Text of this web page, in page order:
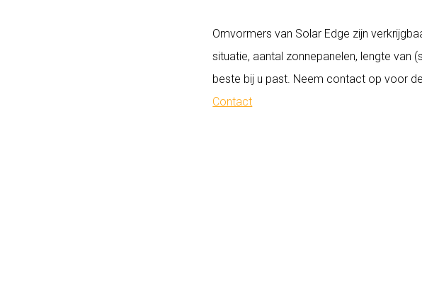
Omvormers van Solar Edge zijn
situatie, aantal zonnepanelen, lengte
beste bij u past. Neem contact op voor
Contact